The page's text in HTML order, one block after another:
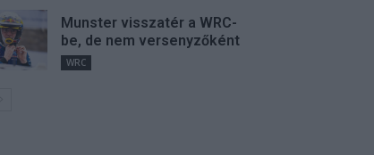
Munster visszatér a WRC-
be, de nem versenyzőként
WRC